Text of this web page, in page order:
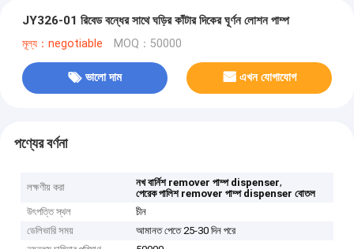
JY326-01 রিবেড বন্ধের সাথে ঘড়ির কাঁটার দিকের ঘূর্ণন লোশন পাম্প
মূল্য：negotiable MOQ：50000
ভালো দাম এখন যোগাযোগ
পণ্যের বর্ণনা
লক্ষণীয় করা নখ বার্নিশ remover পাম্প dispenser,
পেরেক পালিশ remover পাম্প dispenser বোতল
উৎপত্তি স্থল
চীন
ডেলিভারি সময়
আমানত পেতে 25-30 দিন পরে